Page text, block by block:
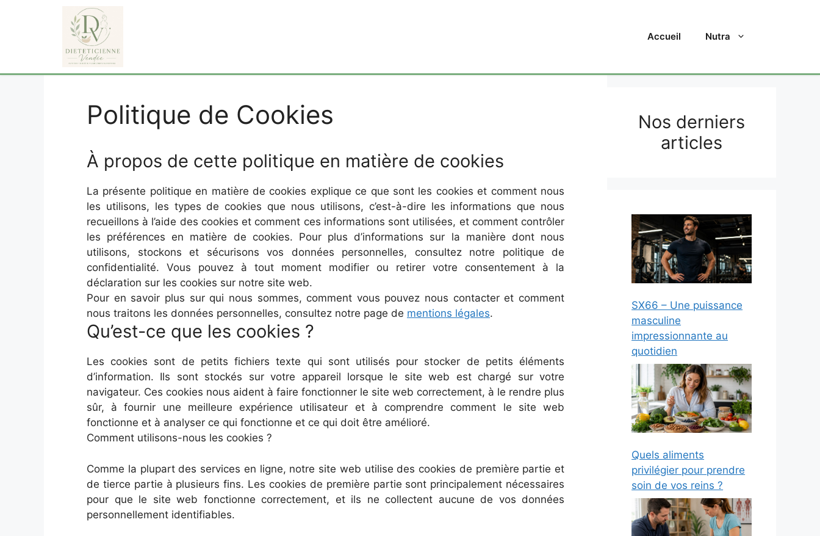
Accueil Nutra
Politique de Cookies
À propos de cette politique en matière de cookies
La présente politique en matière de cookies explique ce que sont les cookies et comment nous
les utilisons, les types de cookies que nous utilisons, c’est-à-dire les informations que nous
recueillons à l’aide des cookies et comment ces informations sont utilisées, et comment contrôler
les préférences en matière de cookies. Pour plus d’informations sur la manière dont nous
utilisons, stockons et sécurisons vos données personnelles, consultez notre politique de
confidentialité. Vous pouvez à tout moment modifier ou retirer votre consentement à la
déclaration sur les cookies sur notre site web.
Pour en savoir plus sur qui nous sommes, comment vous pouvez nous contacter et comment
nous traitons les données personnelles, consultez notre page de mentions légales.
Qu’est-ce que les cookies ?
Les cookies sont de petits fichiers texte qui sont utilisés pour stocker de petits éléments
d’information. Ils sont stockés sur votre appareil lorsque le site web est chargé sur votre
navigateur. Ces cookies nous aident à faire fonctionner le site web correctement, à le rendre plus
sûr, à fournir une meilleure expérience utilisateur et à comprendre comment le site web
fonctionne et à analyser ce qui fonctionne et ce qui doit être amélioré.
Comment utilisons-nous les cookies ?
Comme la plupart des services en ligne, notre site web utilise des cookies de première partie et
de tierce partie à plusieurs fins. Les cookies de première partie sont principalement nécessaires
pour que le site web fonctionne correctement, et ils ne collectent aucune de vos données
personnellement identifiables.
Nos derniers
articles
SX66 – Une puissance
masculine
impressionnante au
quotidien
Quels aliments
privilégier pour prendre
soin de vos reins ?